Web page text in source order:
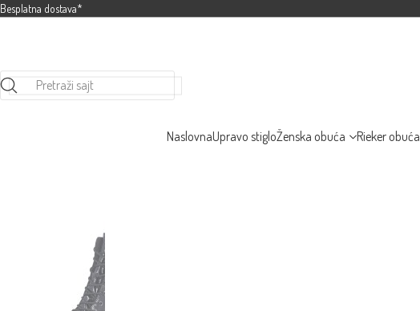
Besplatna dostava*
Pretraži sajt
NaslovnaUpravo stigloŽenska obuća Rieker obuća